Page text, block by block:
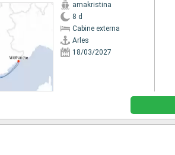
amakristina
8 d
Cabine externa
Arles
18/03/2027